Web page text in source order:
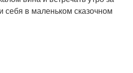
в маленьком сказочном